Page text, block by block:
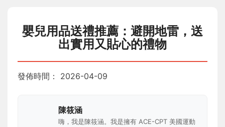
嬰兒用品送禮推薦：避開地雷，送
出實用又貼心的禮物
發佈時間： 2026-04-09
陳筱涵
嗨，我是陳筱涵。我是擁有 ACE-CPT 美國運動